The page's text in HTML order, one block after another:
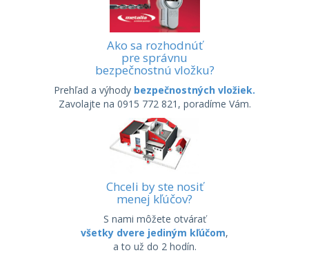
Ako sa rozhodnúť
pre správnu
bezpečnostnú vložku?
Prehľad a výhody bezpečnostných vložiek.
Zavolajte na 0915 772 821, poradíme Vám.
Chceli by ste nosiť
menej kľúčov?
S nami môžete otvárať
všetky dvere jediným kľúčom,
a to už do 2 hodín.